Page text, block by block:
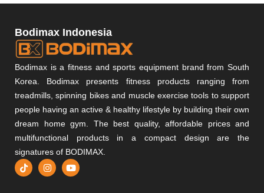
Bodimax Indonesia
Bodimax is a fitness and sports equipment brand from South
Korea. Bodimax presents fitness products ranging from
treadmills, spinning bikes and muscle exercise tools to support
people having an active & healthy lifestyle by building their own
dream home gym. The best quality, affordable prices and
multifunctional products in a compact design are the
signatures of BODIMAX.